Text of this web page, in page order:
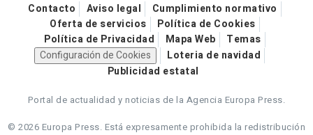
Contacto Aviso legal
Cumplimiento normativo
Oferta de servicios
Política de Cookies
Política de Privacidad
Mapa Web
Temas
Configuración de Cookies
Loteria de navidad
Publicidad estatal
Portal de actualidad y noticias de la Agencia Europa Press.
© 2026 Europa Press. Está expresamente prohibida la redistribución